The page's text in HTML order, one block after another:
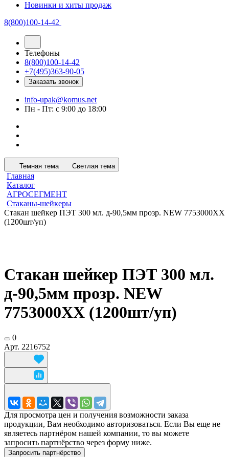
Новинки и хиты продаж
8(800)100-14-42
Телефоны
8(800)100-14-42
+7(495)363-90-05
Заказать звонок
info-upak@komus.net
Пн - Пт: с 9:00 до 18:00
Темная тема Светлая тема
Главная
Каталог
АГРОСЕГМЕНТ
Стаканы-шейкеры
Стакан шейкер ПЭТ 300 мл. д-90,5мм прозр. NEW 7753000XX
(1200шт/уп)
Стакан шейкер ПЭТ 300 мл.
д-90,5мм прозр. NEW
7753000XX (1200шт/уп)
0
Арт. 2216752
Для просмотра цен и получения возможности заказа
продукции, Вам необходимо авторизоваться. Если Вы еще не
являетесь партнёром нашей компании, то вы можете
запросить партнёрство через форму ниже.
Запросить партнёрство